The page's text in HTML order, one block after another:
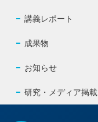
講義レポート
成果物
お知らせ
研究・メディア掲載